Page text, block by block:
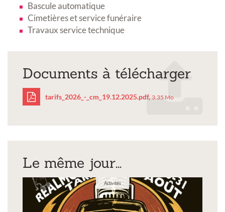
Bascule automatique
Cimetières et service funéraire
Travaux service technique
Documents à télécharger
tarifs_2026_-
_cm_19.12.2025.pdf
tarifs_2026_-_cm_19.12.2025.pdf, 3.35 Mo
Le même jour...
Activités